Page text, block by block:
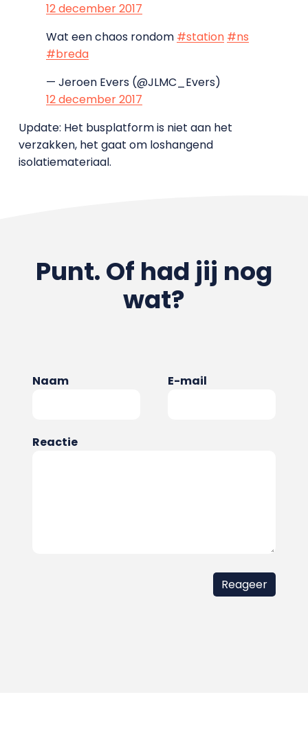
12 december 2017
Wat een chaos rondom #station #ns
#breda
— Jeroen Evers (@JLMC_Evers)
12 december 2017
Update: Het busplatform is niet aan het
verzakken, het gaat om loshangend
isolatiemateriaal.
Punt. Of had jij nog
wat?
Naam E-mail
Reactie